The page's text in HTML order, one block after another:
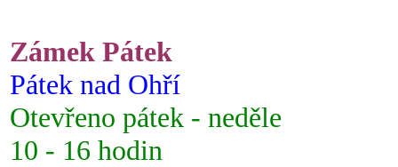
Zámek Pátek
Pátek nad Ohří
Otevřeno pátek - neděle
10 - 16 hodin